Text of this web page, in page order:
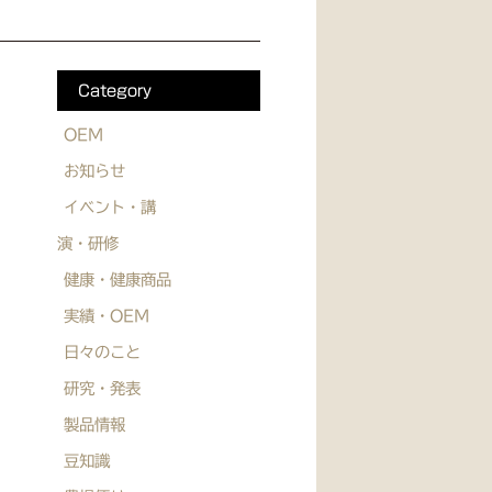
Category
OEM
お知らせ
イベント・講
演・研修
健康・健康商品
実績・OEM
日々のこと
研究・発表
製品情報
豆知識